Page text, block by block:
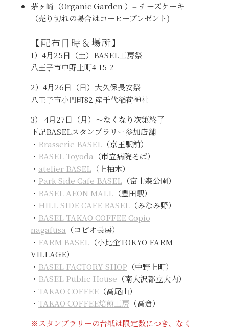
茅ヶ崎（Organic Garden ）= チーズケーキ
（売り切れの場合はコーヒープレゼント)
【配布日時＆場所】
1）4月25日（土）BASEL工房祭
八王子市中野上町4-15-2
2）4月26日（日）大久保長安祭
八王子市小門町82 産千代稲荷神社
3） 4月27日（月）〜なくなり次第終了
下記BASELスタンプラリー参加店舗
・ Brasserie BASEL （京王駅前）
・ BASEL Toyoda （市立病院そば）
・ atelier BASEL （上柚木）
・ Park Side Cafe BASEL （富士森公園）
・ BASEL AEON MALL （豊田駅）
・ HILL SIDE CAFE BASEL （みなみ野）
・ BASEL TAKAO COFFEE Copio
nagafusa （コピオ長房）
・ FARM BASEL （小比企TOKYO FARM
VILLAGE）
・ BASEL FACTORY SHOP （中野上町）
・ BASEL Public House （南大沢都立大内）
・ TAKAO COFFEE （高尾山）
・ TAKAO COFFEE焙煎工房 （高倉）
※スタンプラリーの台紙は限定数につき、なく